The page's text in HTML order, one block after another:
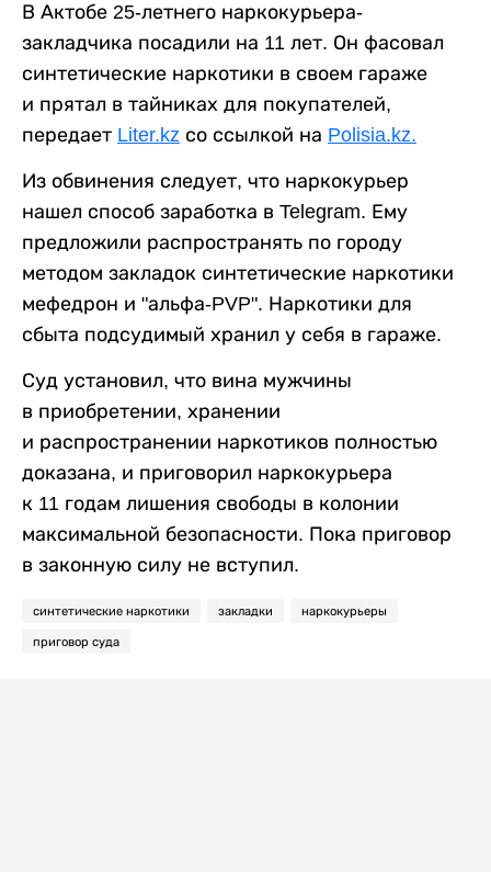
В Актобе 25-летнего наркокурьера-
закладчика посадили на 11 лет. Он фасовал
синтетические наркотики в своем гараже
и прятал в тайниках для покупателей,
передает Liter.kz со ссылкой на Polisia.kz.
Из обвинения следует, что наркокурьер
нашел способ заработка в Telegram. Ему
предложили распространять по городу
методом закладок синтетические наркотики
мефедрон и "альфа-PVP". Наркотики для
сбыта подсудимый хранил у себя в гараже.
Суд установил, что вина мужчины
в приобретении, хранении
и распространении наркотиков полностью
доказана, и приговорил наркокурьера
к 11 годам лишения свободы в колонии
максимальной безопасности. Пока приговор
в законную силу не вступил.
синтетические наркотики закладки наркокурьеры
приговор суда